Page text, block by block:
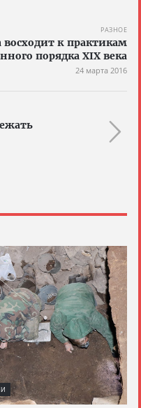
РАЗНОЕ
восходит к практикам
порядка XIX века
24 марта 2016